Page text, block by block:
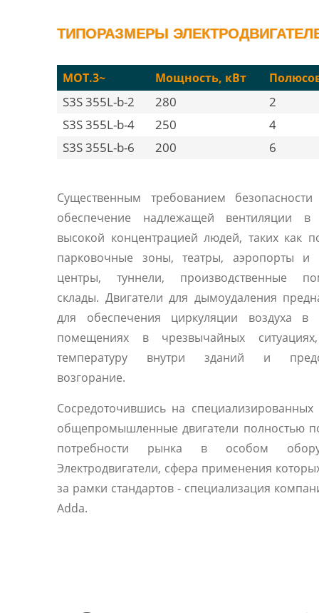
ТИПОРАЗМЕРЫ
MOT.3~ Мощность, кВт
S3S 355L-b-2 280
2
S3S 355L-b-4
250
4
S3S 355L-b-6
200 6
Существенным требованием безопасности
обеспечение надлежащей вентиляции
высокой концентрацией людей, таких как
парковочные зоны, театры, аэропорты и
центры, туннели, производственные
склады. Двигатели для дымоудаления
для обеспечения циркуляции воздуха в
помещениях в чрезвычайных
температуру внутри зданий и
возгорание.
Сосредоточившись на специализированных
общепромышленные двигатели полностью
потребности рынка в особом
Электродвигатели, сфера применения
за рамки стандартов - специализация
Adda.